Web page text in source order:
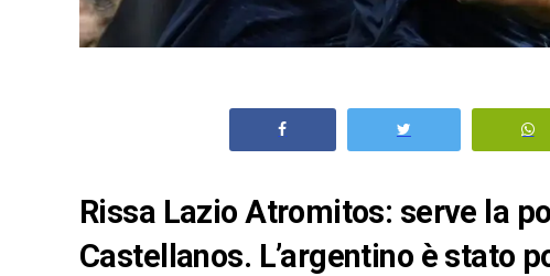
Rissa Lazio Atromitos: serve la
Castellanos. L’argentino è stato